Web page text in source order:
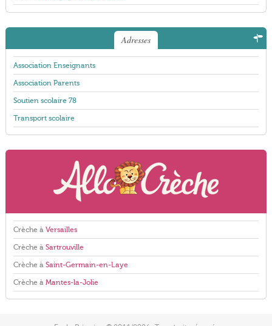
Adresses
Association Enseignants
Association Parents
Soutien scolaire 78
Transport scolaire
Crèche à Versailles
Crèche à Sartrouville
Crèche à Saint-Germain-en-Laye
Crèche à Mantes-la-Jolie